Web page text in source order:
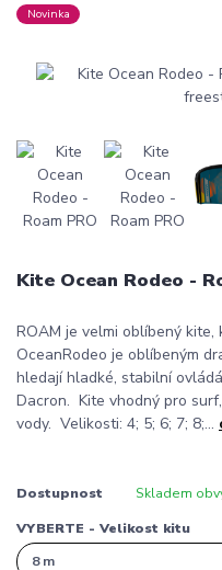
Novinka
Kite Ocean Rodeo -
ROAM je velmi oblíbený
OceanRodeo je oblíbeným
hledají hladké, stabilní
Dacron. Kite vhodný pro
vody. Velikosti: 4; 5; 6; 7; 8;...
Dostupnost Skladem
VYBERTE - Velikost kitu